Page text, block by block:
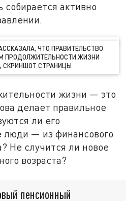
активно
ЧТО ПРАВИТЕЛЬСТВО
ПРОДОЛЖИТЕЛЬНОСТИ ЖИЗНИ
СКРИНШОТ СТРАНИЦЫ
жизни — это
делает правильное
ли его
люди — из финансового
Не случится ли новое
возраста?
пенсионный